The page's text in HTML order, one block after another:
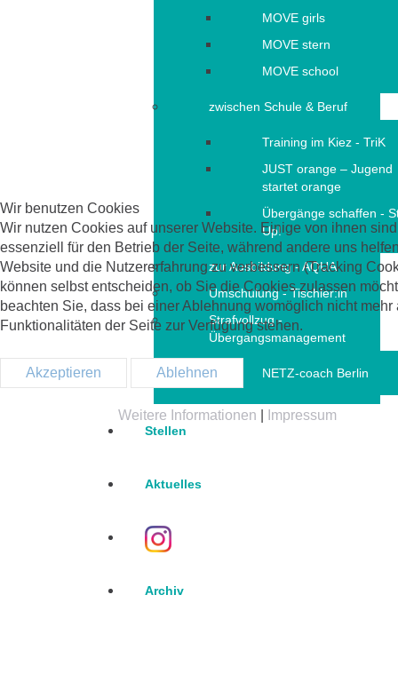
MOVE girls
MOVE stern
MOVE school
zwischen Schule & Beruf
Training im Kiez - TriK
JUST orange – Jugend
startet orange
Übergänge schaffen -
Up!
zur Ausbildung - AQUA
Umschulung - Tischler:in
Strafvollzug -
Übergangsmanagement
NETZ-coach Berlin
Stellen
Aktuelles
Archiv
Wir benutzen Cookies
Wir nutzen Cookies auf unserer Website. Einige von ihnen sind
essenziell für den Betrieb der Seite, während andere uns
Website und die Nutzererfahrung zu verbessern (Tracking
können selbst entscheiden, ob Sie die Cookies zulassen
beachten Sie, dass bei einer Ablehnung womöglich nicht mehr
Funktionalitäten der Seite zur Verfügung stehen.
Akzeptieren Ablehnen
Weitere Informationen Impressum